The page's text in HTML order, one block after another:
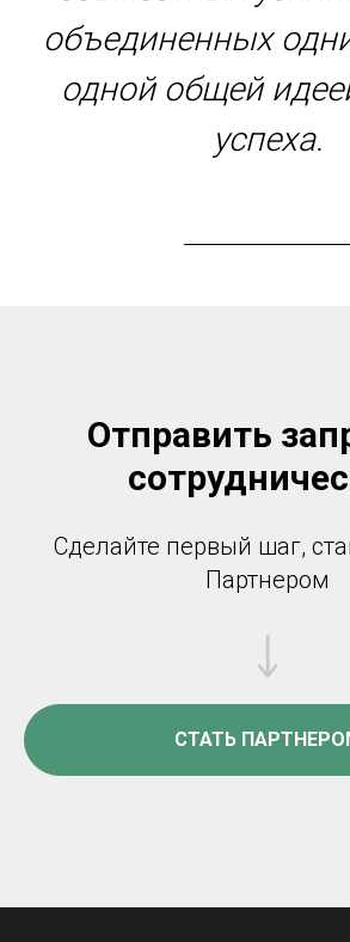
объединенных
одной общей
успеха.
Отправить
Сделайте первый шаг,
Партнером
СТАТЬ